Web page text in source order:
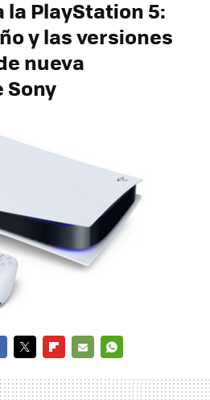
PlayStation 5:
y las versiones
nueva
Sony
MAIL